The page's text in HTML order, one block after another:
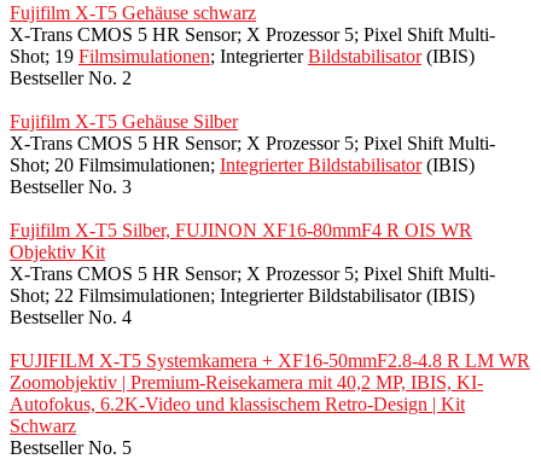
Fujifilm X-T5 Gehäuse schwarz
X-Trans CMOS 5 HR Sensor; X Prozessor 5; Pixel Shift Multi-
Shot; 19 Filmsimulationen; IntegrierterBildstabilisator(IBIS)
Bestseller No. 2
Fujifilm X-T5 Gehäuse Silber
X-Trans CMOS 5 HR Sensor; X Prozessor 5; Pixel Shift Multi-
Shot; 20 Filmsimulationen; Integrierter Bildstabilisator(IBIS)
Bestseller No. 3
Fujifilm X-T5 Silber, FUJINON XF16-80mmF4 R OIS WR
Objektiv Kit
X-Trans CMOS 5 HR Sensor; X Prozessor 5; Pixel Shift Multi-
Shot; 22 Filmsimulationen; Integrierter Bildstabilisator (IBIS)
Bestseller No. 4
FUJIFILM X-T5 Systemkamera + XF16-50mmF2.8-4.8 R LM WR
Zoomobjektiv | Premium-Reisekamera mit 40,2 MP, IBIS, KI-
Autofokus, 6.2K-Video und klassischem Retro-Design | Kit
Schwarz
Bestseller No. 5